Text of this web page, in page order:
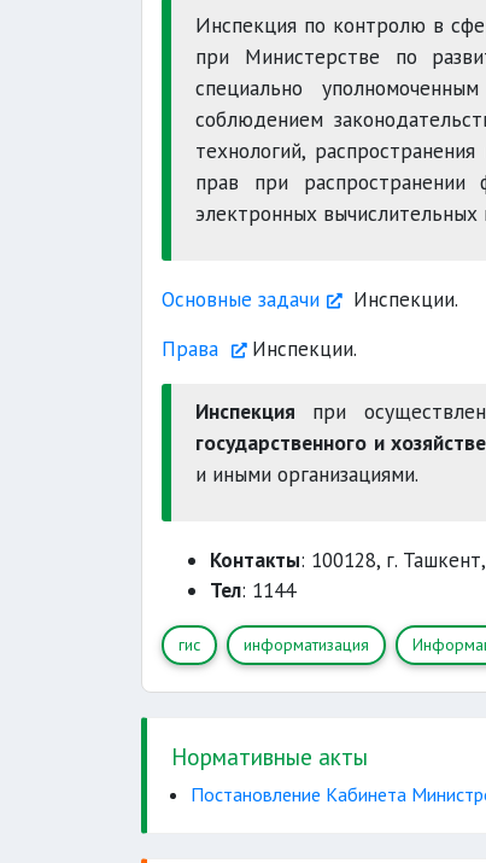
Инспекция по контролю в
при Министерстве по
специально
соблюдением
технологий,
прав при распространении
электронных вычислительных
Основные задачи
Инспекции.
Права
Инспекции.
Инспекция при
государственного и
и иными организациями.
Контакты: 100128, г.
Тел: 1144
гис информатизация
Нормативные акты
Постановление Кабинета